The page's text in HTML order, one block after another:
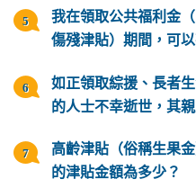
我在領取公共福利金
傷殘津貼）期間，可
如正領取綜援、長者
的人士不幸逝世，其
高齡津貼（俗稱生果
的津貼金額為多少？